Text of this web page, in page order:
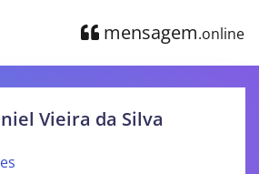
mensagem.online
Vieira da Silva